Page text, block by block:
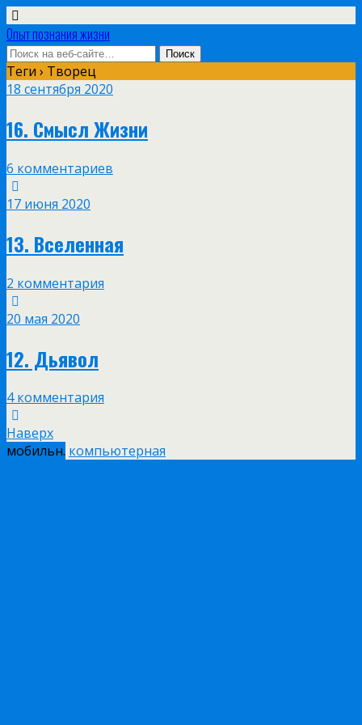
Опыт познания жизни
Теги › Творец
18 сентября 2020
16. Смысл Жизни
6 комментариев
17 июня 2020
13. Вселенная
2 комментария
20 мая 2020
12. Дьявол
4 комментария
Наверх
мобильн. компьютерная